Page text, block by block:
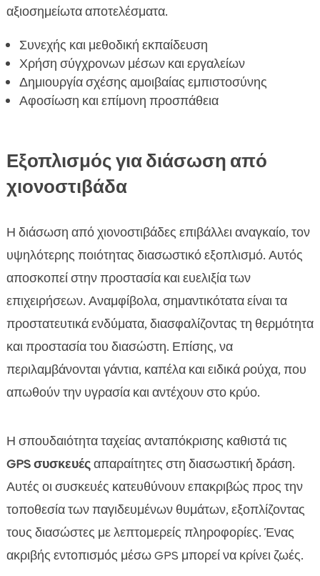
αξιοσημείωτα αποτελέσματα.
Συνεχής και μεθοδική εκπαίδευση
Χρήση σύγχρονων μέσων και εργαλείων
Δημιουργία σχέσης αμοιβαίας εμπιστοσύνης
Αφοσίωση και επίμονη προσπάθεια
Εξοπλισμός για διάσωση από
χιονοστιβάδα
Η διάσωση από χιονοστιβάδες επιβάλλει αναγκαίο, τον
υψηλότερης ποιότητας διασωστικό εξοπλισμό. Αυτός
αποσκοπεί στην προστασία και ευελιξία των
επιχειρήσεων. Αναμφίβολα, σημαντικότατα είναι τα
προστατευτικά ενδύματα, διασφαλίζοντας τη θερμότητα
και προστασία του διασώστη. Επίσης, να
περιλαμβάνονται γάντια, καπέλα και ειδικά ρούχα, που
απωθούν την υγρασία και αντέχουν στο κρύο.
Η σπουδαιότητα ταχείας ανταπόκρισης καθιστά τις
GPS συσκευέςαπαραίτητες στη διασωστική δράση.
Αυτές οι συσκευές κατευθύνουν επακριβώς προς την
τοποθεσία των παγιδευμένων θυμάτων, εξοπλίζοντας
τους διασώστες με λεπτομερείς πληροφορίες. Ένας
ακριβής εντοπισμός μέσω GPS μπορεί να κρίνει ζωές.